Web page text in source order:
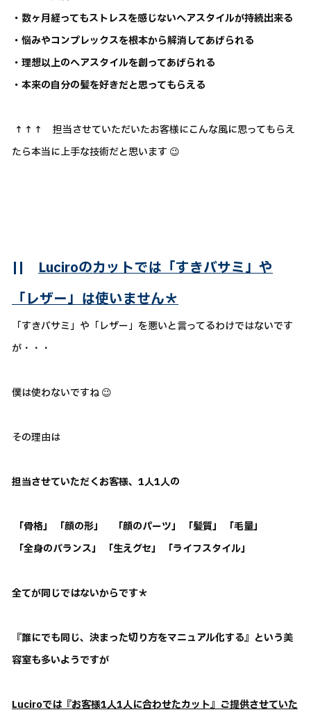
・数ヶ月経ってもストレスを感じないヘアスタイルが持続出来る
・悩みやコンプレックスを根本から解消してあげられる
・理想以上のヘアスタイルを創ってあげられる
・本来の自分の髪を好きだと思ってもらえる
↑↑↑ 担当させていただいたお客様にこんな風に思ってもらえ
たら本当に上手な技術だと思います 😉
|| Luciroのカットでは「すきバサミ」や
「レザー」は使いません＊
「すきバサミ」や「レザー」を悪いと言ってるわけではないです
が・・・
僕は使わないですね 😉
その理由は
担当させていただくお客様、1人1人の
「骨格」 「顔の形」 「顔のパーツ」 「髪質」 「毛量」
「全身のバランス」 「生えグセ」 「ライフスタイル」
全てが同じではないからです＊
『誰にでも同じ、決まった切り方をマニュアル化する』という美
容室も多いようですが
Luciroでは『お客様1人1人に合わせたカット』ご提供させていた